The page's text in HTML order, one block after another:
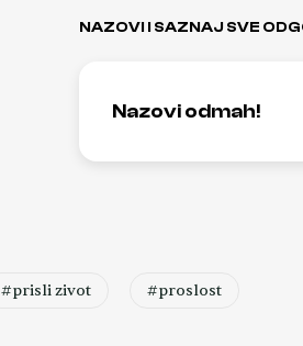
NAZOVI I SAZNAJ SVE
Nazovi odmah!
#prisli zivot #proslost